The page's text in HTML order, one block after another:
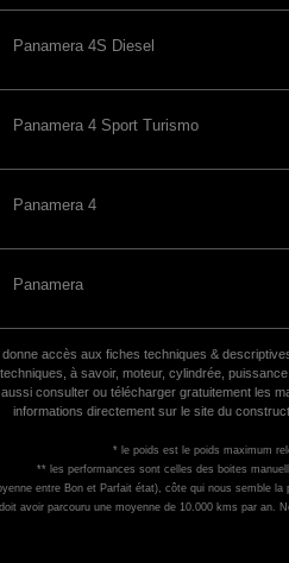
Panamera 4S Diesel
Panamera 4 Sport Turismo
Panamera 4
Panamera
accès aux fiches techniques &
à savoir, moteur, cylindrée,
consulter ou télécharger gratuitement les
informations directement sur le site du
* le poids est le poids maximum
** les performances sont celles des boites
entre Bon et Parfait état), côte qui nous semble
avoir parcouru une moyenne de 10.000 kms par an.